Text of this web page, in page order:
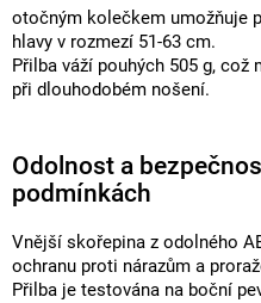
otočným kolečkem umožňuje
hlavy v rozmezí 51-63 cm.
Přilba váží pouhých 505 g,
při dlouhodobém nošení.
Odolnost a
podmínkách
Vnější skořepina z odolného
ochranu proti nárazům a
Přilba je testována na boční